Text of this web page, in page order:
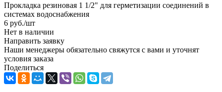
Прокладка резиновая 1 1/2" для герметизации соединений в
системах водоснабжения
6 руб./шт
Нет в наличии
Направить заявку
Наши менеджеры обязательно свяжутся с вами и уточнят
условия заказа
Поделиться